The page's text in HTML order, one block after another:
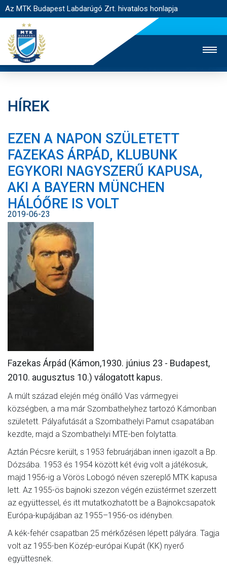
Az MTK Budapest Labdarúgó Zrt. hivatalos honlapja
JEGYÉRTÉKESÍTÉS
WEBSHOP
STADION
EGYESÜLET
KAPCSOLAT
NYITÓLAP
HÍREK
HÍREK
EZEN A NAPON SZÜLETETT
FAZEKAS ÁRPÁD, KLUBUNK
EGYKORI NAGYSZERŰ KAPUSA,
AKI A BAYERN MÜNCHEN
HÁLÓŐRE IS VOLT
2019-06-23
Fazekas Árpád (Kámon,1930. június 23 - Budapest,
2010. augusztus 10.) válogatott kapus.
A múlt század elején még önálló Vas vármegyei
községben, a ma már Szombathelyhez tartozó Kámonban
született. Pályafutását a Szombathelyi Pamut csapatában
kezdte, majd a Szombathelyi MTE-ben folytatta.
Aztán Pécsre került, s 1953 februárjában innen igazolt a Bp.
Dózsába. 1953 és 1954 között két évig volt a játékosuk,
majd 1956-ig a Vörös Lobogó néven szereplő MTK kapusa
lett. Az 1955-ös bajnoki szezon végén ezüstérmet szerzett
az együttessel, és itt mutatkozhatott be a Bajnokcsapatok
Európa-kupájában az 1955–1956-os idényben.
A kék-fehér csapatban 25 mérkőzésen lépett pályára. Tagja
volt az 1955-ben Közép-európai Kupát (KK) nyerő
együttesnek.